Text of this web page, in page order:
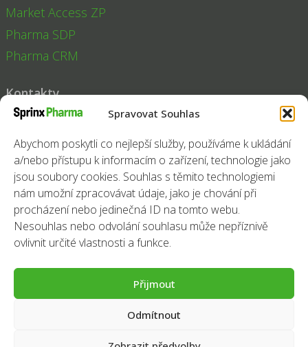
Spravovat Souhlas
Abychom poskytli co nejlepší služby, používáme k ukládání
a/nebo přístupu k informacím o zařízení, technologie jako
jsou soubory cookies. Souhlas s těmito technologiemi
nám umožní zpracovávat údaje, jako je chování při
procházení nebo jedinečná ID na tomto webu.
Nesouhlas nebo odvolání souhlasu může nepříznivě
ovlivnit určité vlastnosti a funkce.
Přijmout
Odmítnout
Market Access ZP
Pharma SDP
Pharma CRM
Kontakty
Tel:
+420 251 014 211
Fax: +420 251 014 200
E-mail: pharma@sprinx.com
Sledujte nás
Facebook
Instagram
LinkedIn
Ochrana osobních údajů